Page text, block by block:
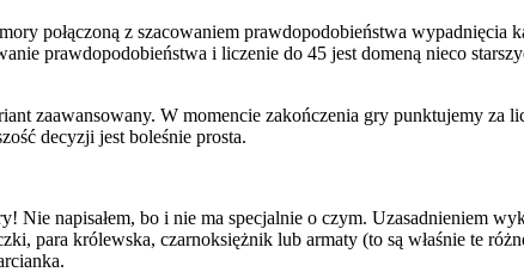
połączoną z szacowaniem prawdopodobieństwa wypadnięcia
prawdopodobieństwa i liczenie do 45 jest domeną nieco
zaawansowany. W momencie zakończenia gry punktujemy za
decyzji jest boleśnie prosta.
napisałem, bo i nie ma specjalnie o czym. Uzasadnieniem
para królewska, czarnoksiężnik lub armaty (to są właśnie te